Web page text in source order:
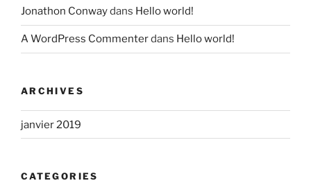
Jonathon Conwaydans Hello world!
A WordPress Commenterdans Hello world!
ARCHIVES
janvier 2019
CATEGORIES